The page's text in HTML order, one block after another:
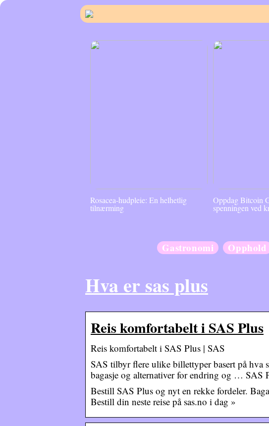
Rosacea-hudpleie: En helhetlig
tilnærming
Oppdag Bitcoin
spenningen ved
Gastronomi Opphold
Hva er sas plus
Reis komfortabelt i SAS Plus
Reis komfortabelt i SAS Plus | SAS
SAS tilbyr flere ulike billettyper basert på hva
bagasje og alternativer for endring og … SAS
Bestill SAS Plus og nyt en rekke fordeler.
Bestill din neste reise på sas.no i dag »